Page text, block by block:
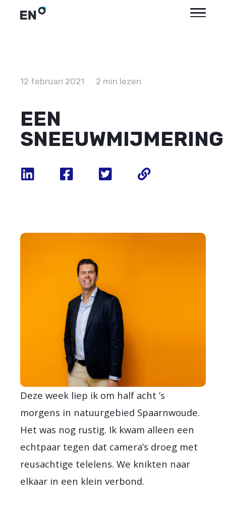
12 februari 2021 2 min lezen
EEN
SNEEUWMIJMERING
Deze week liep ik om half acht ’s
morgens in natuurgebied Spaarnwoude.
Het was nog rustig. Ik kwam alleen een
echtpaar tegen dat camera’s droeg met
reusachtige telelens. We knikten naar
elkaar in een klein verbond.